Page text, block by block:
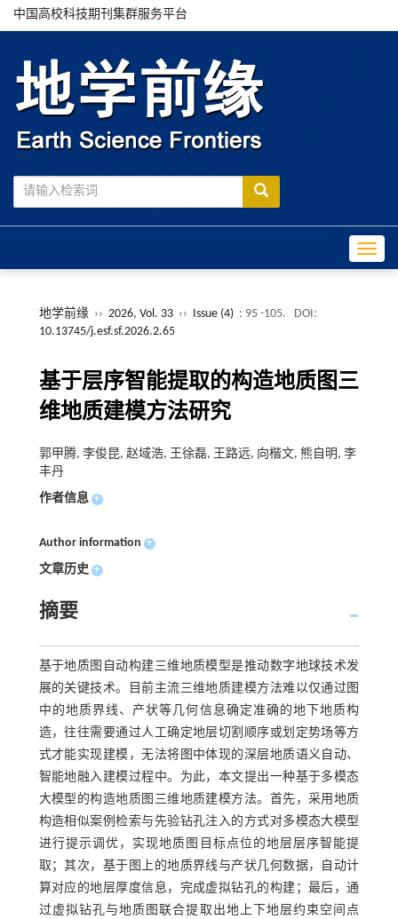
中国高校科技期刊集群服务平台
地学前缘 ›› 2026, Vol. 33 ›› Issue (4) : 95 -105.
DOI:
10.13745/j.esf.sf.2026.2.65
基于层序智能提取的构造地质图三
维地质建模方法研究
郭甲腾, 李俊昆, 赵域浩, 王徐磊, 王路远, 向楷文, 熊自明, 李
丰丹
作者信息 +
Author information +
文章历史 +
摘要
基于地质图自动构建三维地质模型是推动数字地球技术发
展的关键技术。目前主流三维地质建模方法难以仅通过图
中的地质界线、产状等几何信息确定准确的地下地质构
造，往往需要通过人工确定地层切割顺序或划定势场等方
式才能实现建模，无法将图中体现的深层地质语义自动、
智能地融入建模过程中。为此，本文提出一种基于多模态
大模型的构造地质图三维地质建模方法。首先，采用地质
构造相似案例检索与先验钻孔注入的方式对多模态大模型
进行提示调优，实现地质图目标点位的地层层序智能提
取；其次，基于图上的地质界线与产状几何数据，自动计
算对应的地层厚度信息，完成虚拟钻孔的构建；最后，通
过虚拟钻孔与地质图联合提取出地上下地层约束空间点